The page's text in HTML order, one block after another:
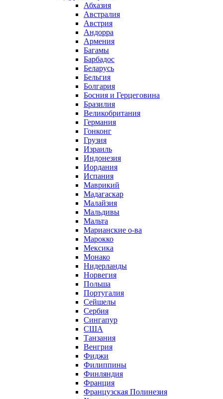
Абхазия
Австралия
Австрия
Андорра
Армения
Багамы
Барбадос
Беларусь
Бельгия
Болгария
Босния и Герцеговина
Бразилия
Великобритания
Германия
Гонконг
Грузия
Израиль
Индонезия
Иордания
Испания
Маврикий
Мадагаскар
Малайзия
Мальдивы
Мальта
Марианские о-ва
Марокко
Мексика
Монако
Нидерланды
Норвегия
Польша
Португалия
Сейшелы
Сербия
Сингапур
США
Танзания
Венгрия
Фиджи
Филиппины
Финляндия
Франция
Французская Полинезия